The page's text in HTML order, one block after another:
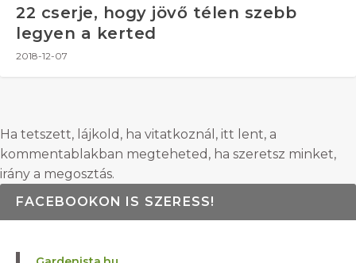
22 cserje, hogy jövő télen szebb
legyen a kerted
2018-12-07
Ha tetszett, lájkold, ha vitatkoznál, itt lent, a
kommentablakban megteheted, ha szeretsz minket,
irány a megosztás.
FACEBOOKON IS SZERESS!